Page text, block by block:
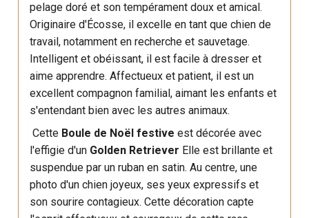
pelage doré et son tempérament doux et amical.
Originaire d'Écosse, il excelle en tant que chien de
travail, notamment en recherche et sauvetage.
Intelligent et obéissant, il est facile à dresser et
aime apprendre. Affectueux et patient, il est un
excellent compagnon familial, aimant les enfants et
s'entendant bien avec les autres animaux.
Cette Boule de Noël festive est décorée avec
l'effigie d'un Golden Retriever Elle est brillante et
suspendue par un ruban en satin. Au centre, une
photo d'un chien joyeux, ses yeux expressifs et
son sourire contagieux. Cette décoration capte